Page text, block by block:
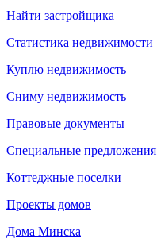
Найти застройщика
Статистика недвижимости
Куплю недвижимость
Сниму недвижимость
Правовые документы
Специальные предложения
Коттеджные поселки
Проекты домов
Дома Минска